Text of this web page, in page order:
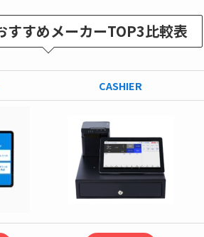
すすめメーカーTOP3比較表
CASHIER